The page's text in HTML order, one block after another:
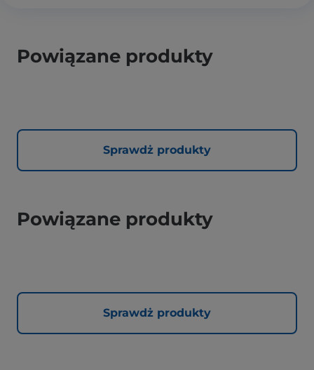
Powiązane produkty
Sprawdż produkty
Powiązane produkty
Sprawdż produkty